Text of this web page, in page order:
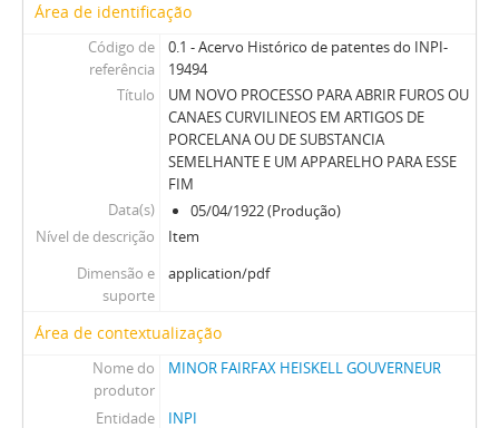
Área de identificação
Código de
referência
0.1 - Acervo Histórico de patentes do INPI-
19494
Título
UM NOVO PROCESSO PARA ABRIR FUROS OU
CANAES CURVILINEOS EM ARTIGOS DE
PORCELANA OU DE SUBSTANCIA
SEMELHANTE E UM APPARELHO PARA ESSE
FIM
Data(s)
05/04/1922 (Produção)
Nível de descrição
Item
Dimensão e
suporte
application/pdf
Área de contextualização
Nome do
produtor
MINOR FAIRFAX HEISKELL GOUVERNEUR
Entidade
INPI